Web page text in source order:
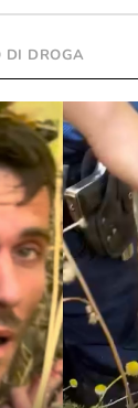
DI DROGA